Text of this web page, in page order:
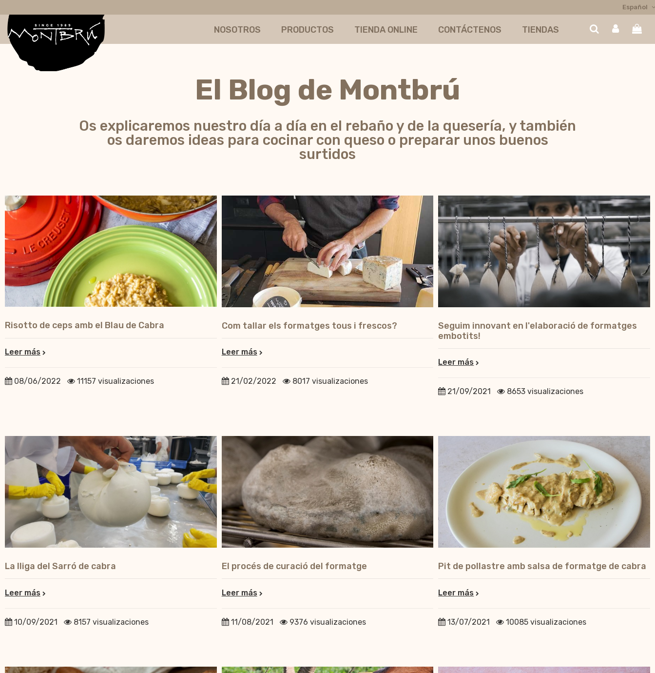
Español
NOSOTROS PRODUCTOS TIENDA ONLINE CONTÁCTENOS TIENDAS
El Blog de Montbrú
Os explicaremos nuestro día a día en el rebaño y de la quesería, y también
os daremos ideas para cocinar con queso o preparar unos buenos
surtidos
Risotto de ceps amb el Blau de Cabra
Leer más
08/06/2022 11157 visualizaciones
Com tallar els formatges tous i frescos?
Leer más
21/02/2022 8017 visualizaciones
Seguim innovant en l'elaboració de formatges
embotits!
Leer más
21/09/2021 8653 visualizaciones
La lliga del Sarró de cabra
Leer más
10/09/2021 8157 visualizaciones
El procés de curació del formatge
Leer más
11/08/2021 9376 visualizaciones
Pit de pollastre amb salsa de formatge de cabra
Leer más
13/07/2021 10085 visualizaciones